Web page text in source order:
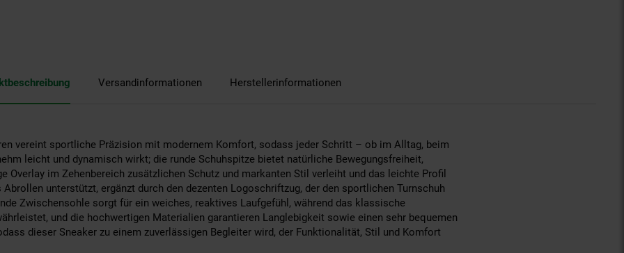
Versandinformationen Herstellerinformationen
vereint sportliche Präzision mit modernem Komfort, sodass jeder Schritt – ob im Alltag, beim
leicht und dynamisch wirkt; die runde Schuhspitze bietet natürliche Bewegungsfreiheit,
Overlay im Zehenbereich zusätzlichen Schutz und markanten Stil verleiht und das leichte Profil
unterstützt, ergänzt durch den dezenten Logoschriftzug, der den sportlichen Turnschuh
Zwischensohle sorgt für ein weiches, reaktives Laufgefühl, während das klassische
und die hochwertigen Materialien garantieren Langlebigkeit sowie einen sehr bequemen
dieser Sneaker zu einem zuverlässigen Begleiter wird, der Funktionalität, Stil und Komfort